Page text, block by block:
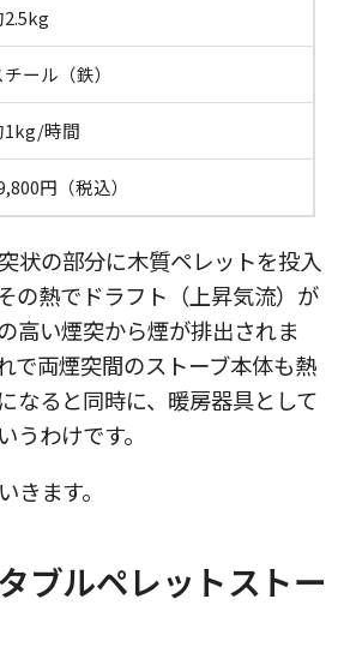
2.5kg
チール（鉄）
1kg/時間
円（税込）
状の部分に木質ペレットを投入
の熱でドラフト（上昇気流）が
高い煙突から煙が排出されま
で両煙突間のストーブ本体も熱
なると同時に、暖房器具として
うわけです。
きます。
ブルペレットストー